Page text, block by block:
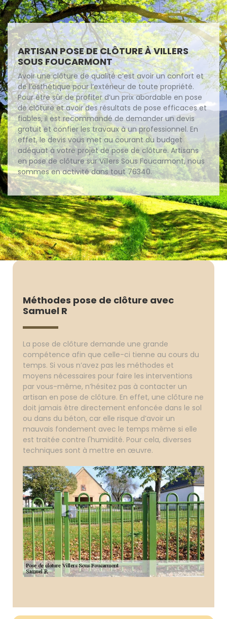
ARTISAN POSE DE CLÔTURE À VILLERS
SOUS FOUCARMONT
Avoir une clôture de qualité c’est avoir un confort et
de l’esthétique pour l’extérieur de toute propriété.
Pour être sûr de profiter d’un prix abordable en pose
de clôture et avoir des résultats de pose efficaces et
fiables, il est recommandé de demander un devis
gratuit et confier les travaux à un professionnel. En
effet, le devis vous met au courant du budget
adéquat à votre projet de pose de clôture. Artisans
en pose de clôture sur Villers Sous Foucarmont, nous
sommes en activité dans tout 76340.
Méthodes pose de clôture avec
Samuel R
La pose de clôture demande une grande
compétence afin que celle-ci tienne au cours du
temps. Si vous n’avez pas les méthodes et
moyens nécessaires pour faire les interventions
par vous-même, n’hésitez pas à contacter un
artisan en pose de clôture. En effet, une clôture ne
doit jamais être directement enfoncée dans le sol
ou dans du béton, car elle risque d’avoir un
mauvais fondement avec le temps même si elle
est traitée contre l'humidité. Pour cela, diverses
techniques sont à mettre en œuvre.